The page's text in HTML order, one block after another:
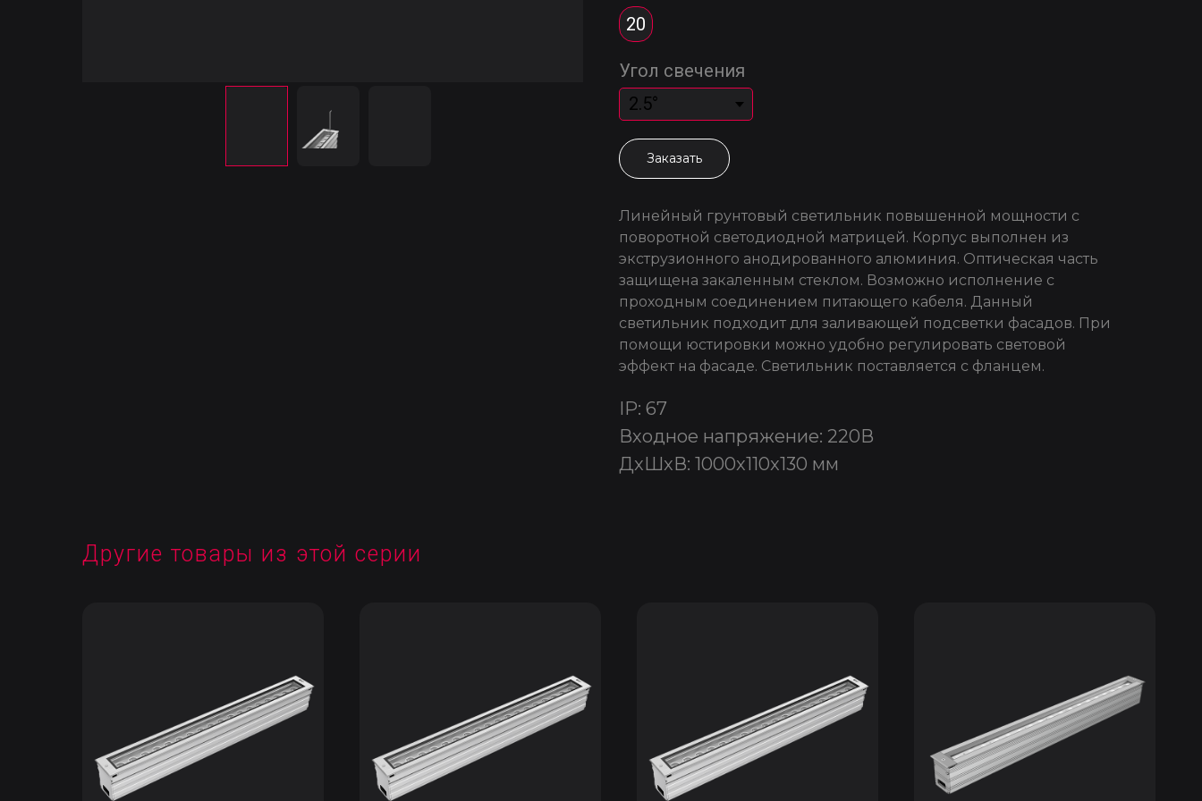
20
Угол свечения
Заказать
Линейный грунтовый светильник повышенной мощности с
поворотной светодиодной матрицей. Корпус выполнен из
экструзионного анодированного алюминия. Оптическая часть
защищена закаленным стеклом. Возможно исполнение с
проходным соединением питающего кабеля. Данный
светильник подходит для заливающей подсветки фасадов. При
помощи юстировки можно удобно регулировать световой
эффект на фасаде. Светильник поставляется с фланцем.
IP: 67
Входное напряжение: 220В
ДxШxВ: 1000x110x130 мм
Другие товары из этой серии